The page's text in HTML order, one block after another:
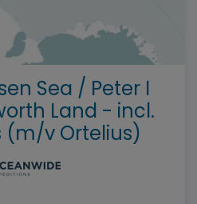
Sea / Peter I
Land - incl.
(m/v Ortelius)